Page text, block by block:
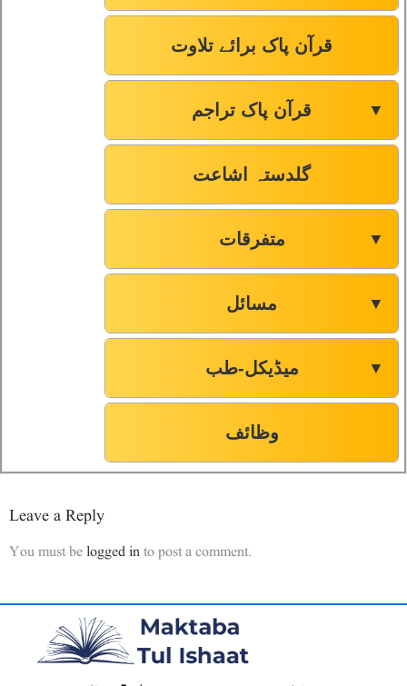
قرآن پاک برائے تلاوت
قرآن پاک تراجم ▼
گلدستہ اشاعت
متفرقات ▼
مسائل ▼
میڈیکل-طب ▼
وظائف
Leave a Reply
You must belogged into post a comment.